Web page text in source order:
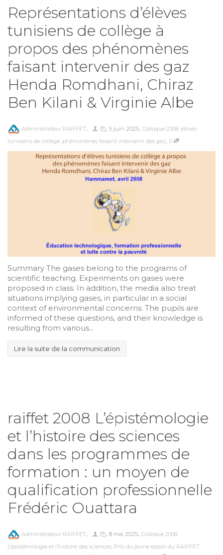
Représentations d’élèves
tunisiens de collège à
propos des phénomènes
faisant intervenir des gaz
Henda Romdhani, Chiraz
Ben Kilani & Virginie Albe
Administrateur RAIFFET, , 5 juin 2025, Colloque 2008, élèves
tunisiens de collège, phénomènes faisant intervenir des gaz, 0
Summary The gases belong to the programs of
scientific teaching. Experiments on gases were
proposed in class. In addition, the media also treat
situations implying gases, in particular in a social
context of environmental concerns. The pupils are
informed of these questions, and their knowledge is
resulting from various...
Lire la suite de la communication
raiffet 2008 L’épistémologie
et l’histoire des sciences
dans les programmes de
formation : un moyen de
qualification professionnelle
Frédéric Ouattara
Administrateur RAIFFET, , 8 mai 2025, Colloque 2008,
L’épistémologie et l’histoire des sciences, Prix du jeune espoir du RAIFFET,